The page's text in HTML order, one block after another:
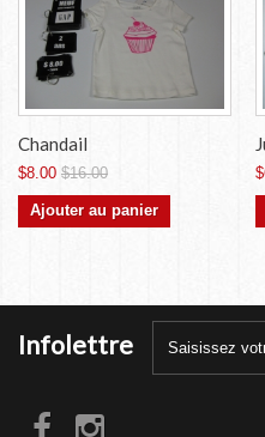
Chandail
$8.00 $16.00
Ajouter au panier
Infolettre